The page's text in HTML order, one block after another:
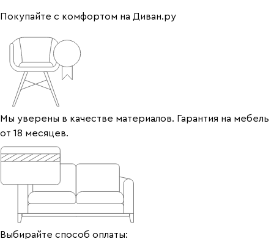
Покупайте с комфортом на Диван.ру
Мы уверены в качестве материалов. Гарантия на мебель
от 18 месяцев.
Выбирайте способ оплаты: